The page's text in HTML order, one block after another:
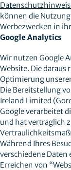
können die
Werbezwecken in
Google Analytics
Wir nutzen Google
Website. Die
Optimierung
Die Bereitstellung
Ireland Limited
Google verarbeitet
und hat vertraglich
Während Ihres
verschiedene Daten
Erreichen von